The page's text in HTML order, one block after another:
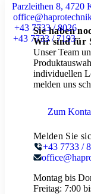
Parzleithen 8, 4720
+43 7733 / 8026
+43 7733 / 7193
Sie haben
Wir sind für
Unser Team
individuellen
melden uns
Zum
Melden Sie
+43 7733 /
Montag bis
Freitag: 7:00